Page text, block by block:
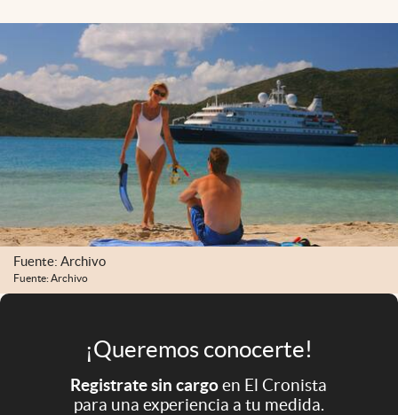
Clima
Mundial 2026
El Cronista Studio
abre en nueva pestaña
Argentina
Fuente: Archivo
Fuente: Archivo
¡Queremos conocerte!
Registrate sin cargoen El Cronista
para una experiencia a tu medida.